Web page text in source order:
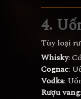
4.
Tùy loại
Whisky:
Cognac:
Vodka:
Rượu vang